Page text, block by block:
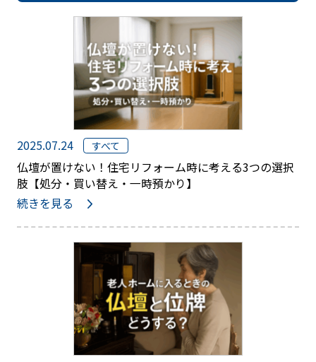
2025.07.24 すべて
仏壇が置けない！住宅リフォーム時に考える3つの選択
肢【処分・買い替え・一時預かり】
続きを見る